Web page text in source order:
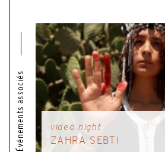
Événements associés video night
ZAHRA SEBTI